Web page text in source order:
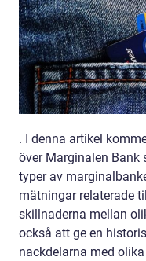
. I denna artikel
över Marginalen Bank
typer av
mätningar relaterade
skillnaderna mellan
också att ge en
nackdelarna med